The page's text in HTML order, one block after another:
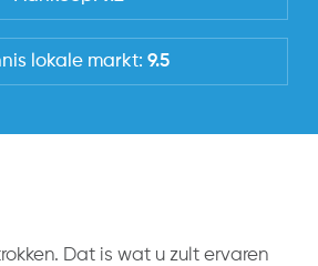
lokale markt: 9.5
Dat is wat u zult ervaren